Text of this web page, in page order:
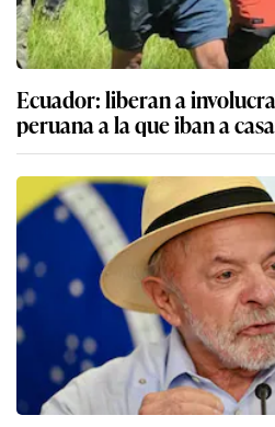
Ecuador: liberan a
peruana a la que iban a